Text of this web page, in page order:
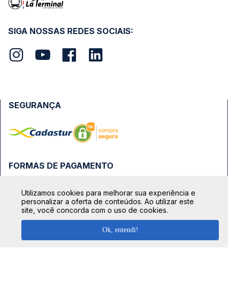
SIGA NOSSAS REDES SOCIAIS:
FORMAS DE PAGAMENTO
SEGURANÇA
Utilizamos cookies para melhorar sua experiência e
personalizar a oferta de conteúdos. Ao utilizar este
site, você concorda com o uso de cookies.
Ok, entendi!